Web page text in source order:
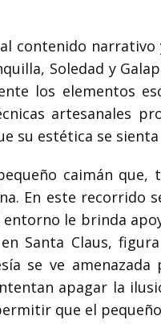
contenido
Soledad y
los elementos
artesanales
su estética se
caimán que,
En este recorrido
le brinda
Santa Claus,
se ve
apagar la
que el